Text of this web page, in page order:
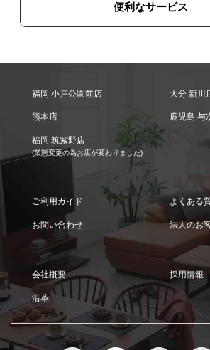
便利なサービス
福岡 小戸公園前店 大分 新川
熊本店 鹿児島 与
福岡 筑紫野店
(業態変更の為お店が変わりました)
ご利用ガイド よくある
お問い合わせ 法人のお
会社概要 採用情報
沿革